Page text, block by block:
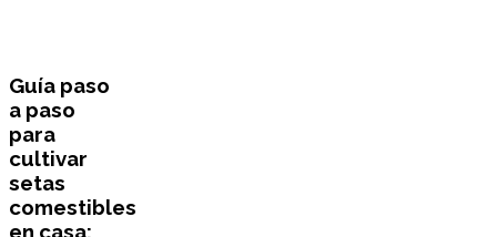
Guía paso
a paso
para
cultivar
setas
comestibles
en casa: